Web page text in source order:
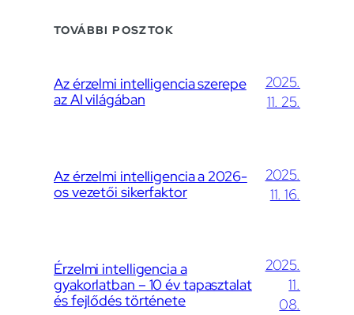
TOVÁBBI POSZTOK
Az érzelmi intelligencia szerepe
az AI világában
2025.
11. 25.
Az érzelmi intelligencia a 2026-
os vezetői sikerfaktor
2025.
11. 16.
Érzelmi intelligencia a
gyakorlatban – 10 év tapasztalat
és fejlődés története
2025.
11.
08.